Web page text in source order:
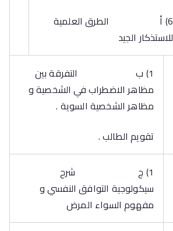
6) أ الطرق العلمية
للاستذكار الجيد
1) ب التفرقة بين
مظاهر الاضطراب في الشخصية و
مظاهر الشخصية السوية .
تقويم الطالب .
1) ج شرح
سيكولوجية التوافق النفسي و
مفهوم السواء المرض